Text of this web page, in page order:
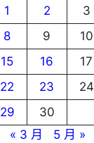
1
2 3
8 9 10
15 16 17
22 23 24
29
30
« 3 月
5 月 »